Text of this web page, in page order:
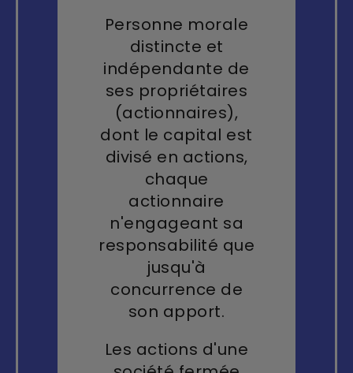
Personne morale
distincte et
indépendante de
ses propriétaires
(actionnaires),
dont le capital est
divisé en actions,
chaque
actionnaire
n'engageant sa
responsabilité que
jusqu'à
concurrence de
son apport.
Les actions d'une